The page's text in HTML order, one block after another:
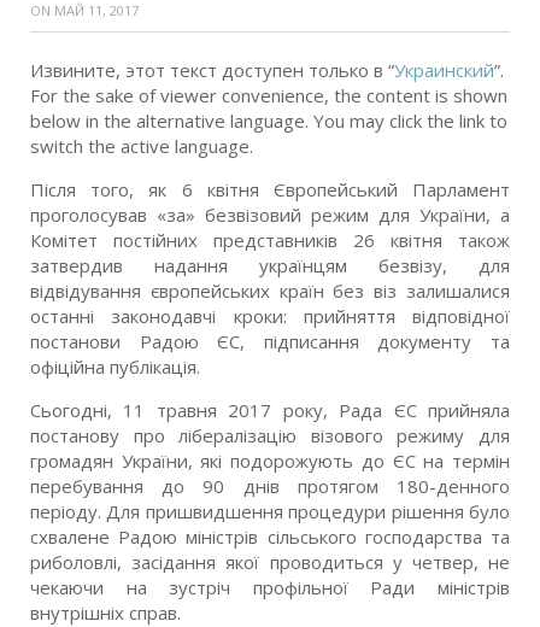
ON МАЙ 11, 2017
Извините, этот текст доступен только в “Украинский”.
For the sake of viewer convenience, the content is shown
below in the alternative language. You may click the link to
switch the active language.
Після того, як 6 квітня Європейський Парламент
проголосував «за» безвізовий режим для України, а
Комітет постійних представників 26 квітня також
затвердив надання українцям безвізу, для
відвідування європейських країн без віз залишалися
останні законодавчі кроки: прийняття відповідної
постанови Радою ЄС, підписання документу та
офіційна публікація.
Сьогодні, 11 травня 2017 року, Рада ЄС прийняла
постанову про лібералізацію візового режиму для
громадян України, які подорожують до ЄС на термін
перебування до 90 днів протягом 180-денного
періоду. Для пришвидшення процедури рішення було
схвалене Радою міністрів сільського господарства та
риболовлі, засідання якої проводиться у четвер, не
чекаючи на зустріч профільної Ради міністрів
внутрішніх справ.